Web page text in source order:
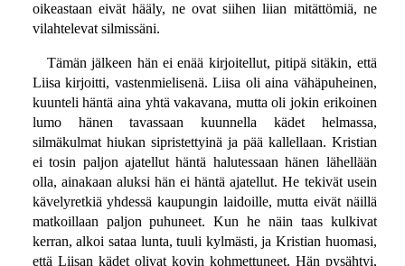
oikeastaan eivät hääly, ne ovat siihen liian mitättömiä, ne
vilahtelevat silmissäni.
Tämän jälkeen hän ei enää kirjoitellut, pitipä sitäkin, että
Liisa kirjoitti, vastenmielisenä. Liisa oli aina vähäpuheinen,
kuunteli häntä aina yhtä vakavana, mutta oli jokin erikoinen
lumo hänen tavassaan kuunnella kädet helmassa,
silmäkulmat hiukan sipristettyinä ja pää kallellaan. Kristian
ei tosin paljon ajatellut häntä halutessaan hänen lähellään
olla, ainakaan aluksi hän ei häntä ajatellut. He tekivät usein
kävelyretkiä yhdessä kaupungin laidoille, mutta eivät näillä
matkoillaan paljon puhuneet. Kun he näin taas kulkivat
kerran, alkoi sataa lunta, tuuli kylmästi, ja Kristian huomasi,
että Liisan kädet olivat kovin kohmettuneet. Hän pysähtyi,